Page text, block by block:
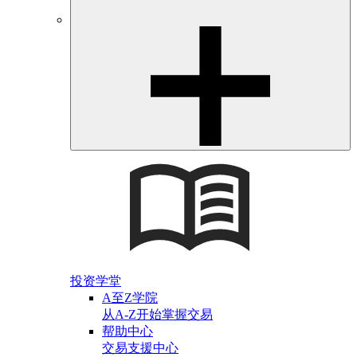
投资学堂
A至Z学院
从A-Z开始掌握交易
帮助中心
交易支援中心